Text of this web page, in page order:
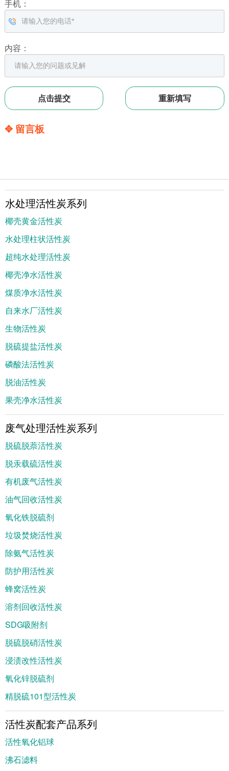
手机：
内容：
✥ 留言板
水处理活性炭系列
椰壳黄金活性炭
水处理柱状活性炭
超纯水处理活性炭
椰壳净水活性炭
煤质净水活性炭
自来水厂活性炭
生物活性炭
脱硫提盐活性炭
磷酸法活性炭
脱油活性炭
果壳净水活性炭
废气处理活性炭系列
脱硫脱萘活性炭
脱汞载硫活性炭
有机废气活性炭
油气回收活性炭
氧化铁脱硫剂
垃圾焚烧活性炭
除氨气活性炭
防护用活性炭
蜂窝活性炭
溶剂回收活性炭
SDG吸附剂
脱硫脱硝活性炭
浸渍改性活性炭
氧化锌脱硫剂
精脱硫101型活性炭
活性炭配套产品系列
活性氧化铝球
沸石滤料